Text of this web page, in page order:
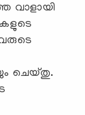
വാളായി
ചെയ്തു.